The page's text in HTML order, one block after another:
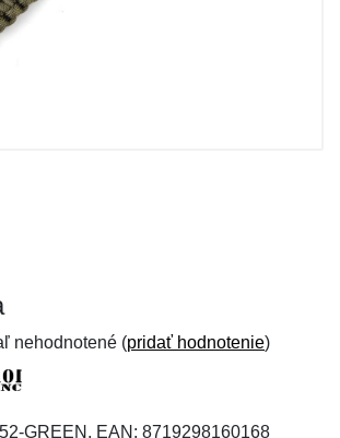
nehodnotené (pridať hodnotenie)
GREEN, EAN: 8719298160168